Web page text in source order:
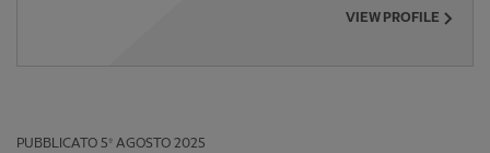
VIEW PROFILE
PUBBLICATO 5º AGOSTO 2025